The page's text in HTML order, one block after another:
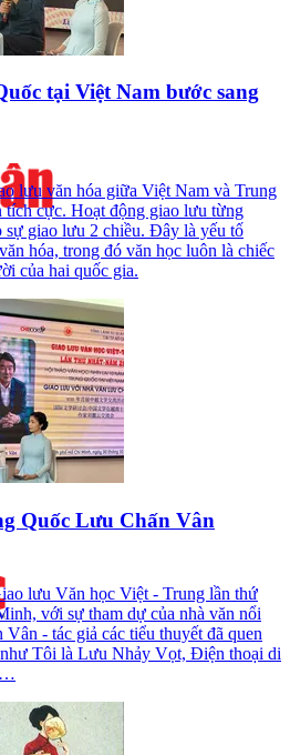
tại Việt Nam bước sang
lưu văn hóa giữa Việt Nam và Trung
tích cực. Hoạt động giao lưu từng
sự giao lưu 2 chiều. Đây là yếu tố
hóa, trong đó văn học luôn là chiếc
của hai quốc gia.
Quốc Lưu Chấn Vân
lưu Văn học Việt - Trung lần thứ
với sự tham dự của nhà văn nổi
- tác giả các tiểu thuyết đã quen
Tôi là Lưu Nhảy Vọt, Điện thoại di